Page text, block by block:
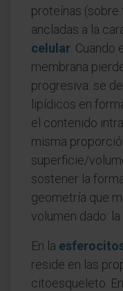
proteínas (sobre
ancladas a la
celular .
membrana
progresiva: se
lipídicos en
el contenido
misma
superficie/
sostener la
geometría que
volumen dado: la
En la
reside en las
citoesqueleto.